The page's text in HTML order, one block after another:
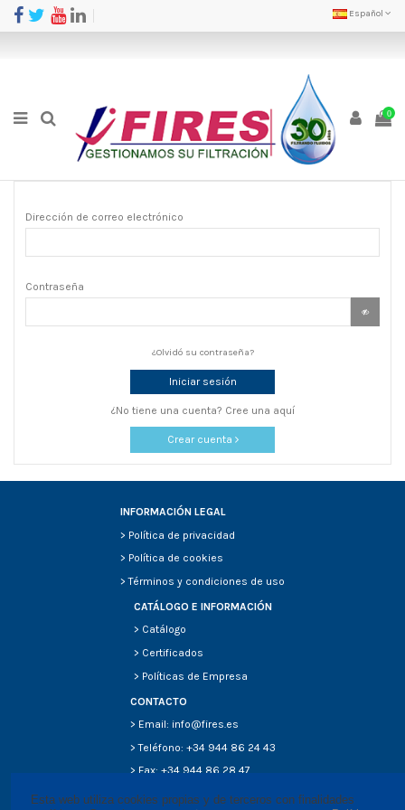
Español
0
Dirección de correo electrónico
Contraseña
¿Olvidó su contraseña?
Iniciar sesión
¿No tiene una cuenta? Cree una aquí
Crear cuenta
INFORMACIÓN LEGAL
> Política de privacidad
> Política de cookies
>Términos y condiciones de uso
CATÁLOGO E INFORMACIÓN
> Catálogo
> Certificados
> Políticas de Empresa
CONTACTO
> Email: info@fires.es
> Teléfono: +34 944 86 24 43
> Fax: +34 944 86 28 47
Esta web utiliza cookies propias y de terceros con finalidades